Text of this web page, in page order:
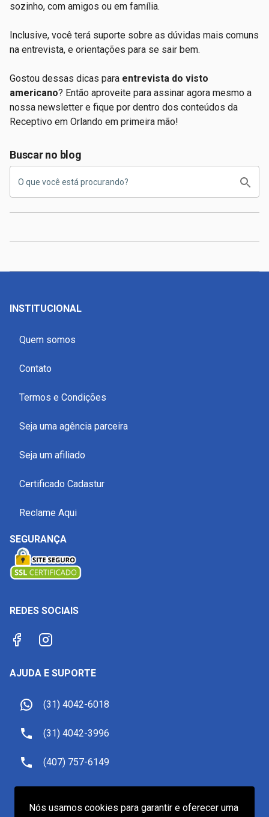
sozinho, com amigos ou em família.
Inclusive, você terá suporte sobre as dúvidas mais comuns
na entrevista, e orientações para se sair bem.
Gostou dessas dicas para entrevista do visto
americano? Então aproveite para assinar agora mesmo a
nossa newsletter e fique por dentro dos conteúdos da
Receptivo em Orlando em primeira mão!
Buscar no blog
INSTITUCIONAL
Quem somos
Contato
Termos e Condições
Seja uma agência parceira
Seja um afiliado
Certificado Cadastur
Reclame Aqui
SEGURANÇA
REDES SOCIAIS
AJUDA E SUPORTE
(31) 4042-6018
(31) 4042-3996
(407) 757-6149
Nós usamos cookies para garantir e oferecer uma